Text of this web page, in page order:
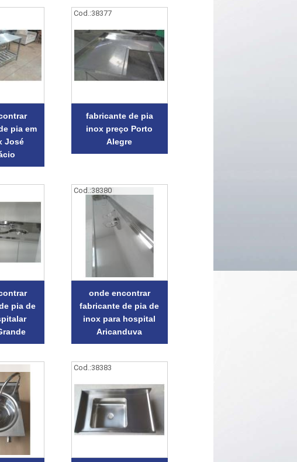
pia em
José
Cod.:38377
fabricante de pia
inox preço Porto
Alegre
pia de
Cod.:38380
onde encontrar
fabricante de pia de
inox para hospital
Aricanduva
Cod.:38383